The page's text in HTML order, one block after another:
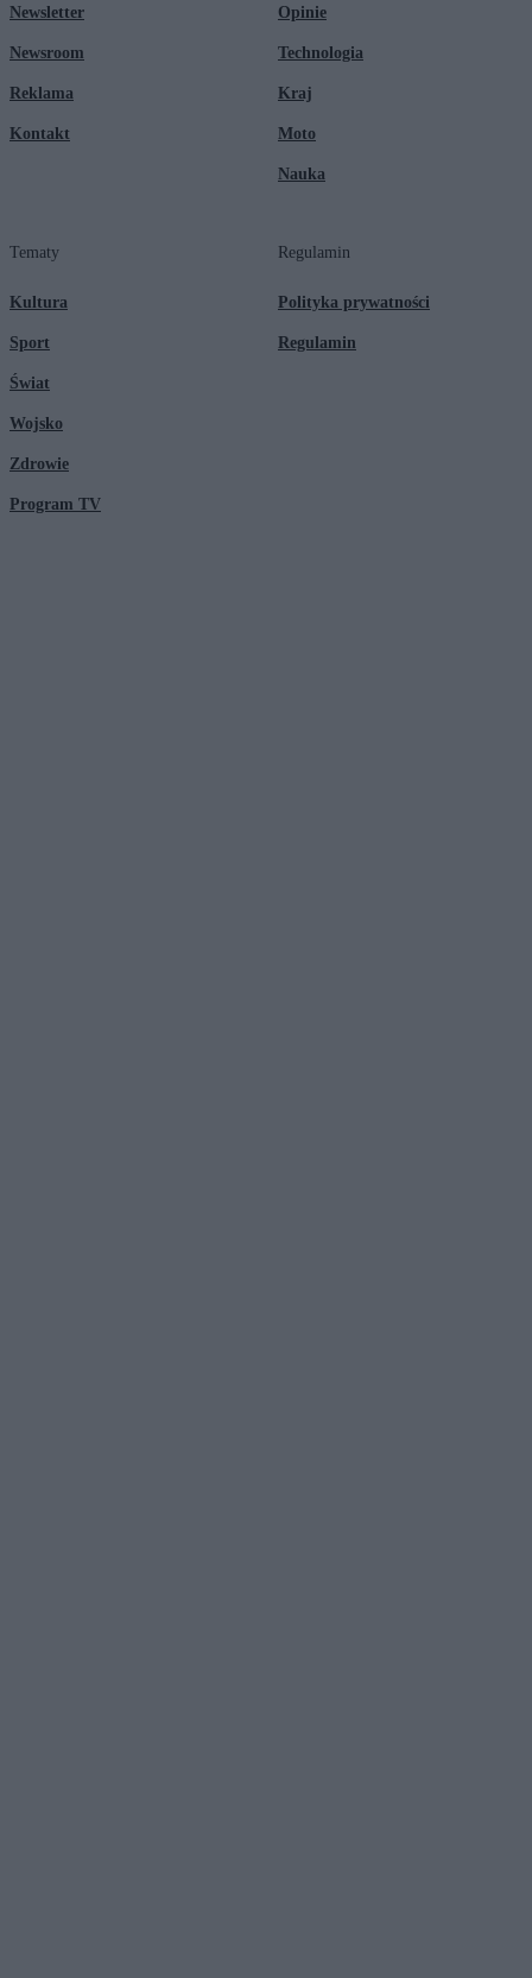
Newsletter
Newsroom
Reklama
Kontakt
Opinie
Technologia
Kraj
Moto
Nauka
Tematy
Kultura
Sport
Świat
Wojsko
Zdrowie
Program TV
Regulamin
Polityka prywatności
Regulamin